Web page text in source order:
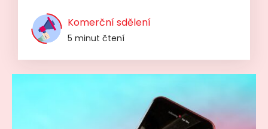
Komerční sdělení
5 minut čtení